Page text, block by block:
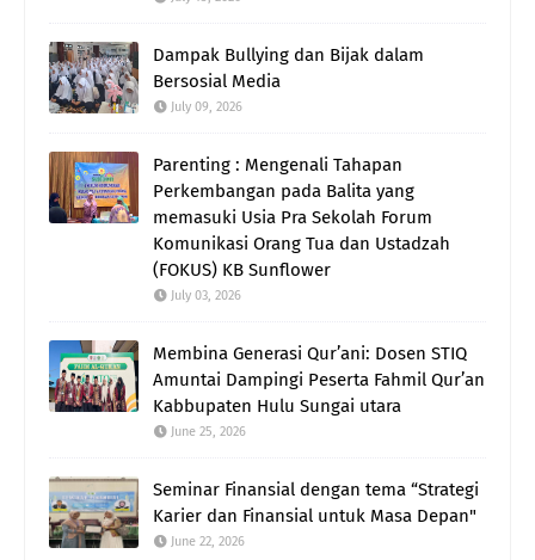
Dampak Bullying dan Bijak dalam
Bersosial Media
July 09, 2026
Parenting : Mengenali Tahapan
Perkembangan pada Balita yang
memasuki Usia Pra Sekolah Forum
Komunikasi Orang Tua dan Ustadzah
(FOKUS) KB Sunflower
July 03, 2026
Membina Generasi Qur’ani: Dosen STIQ
Amuntai Dampingi Peserta Fahmil Qur’an
Kabbupaten Hulu Sungai utara
June 25, 2026
Seminar Finansial dengan tema “Strategi
Karier dan Finansial untuk Masa Depan"
June 22, 2026